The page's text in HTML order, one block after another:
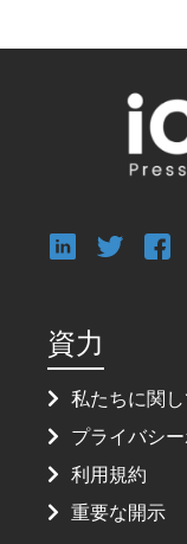
資力
私たちに関
プライバシ
利用規約
重要な開示